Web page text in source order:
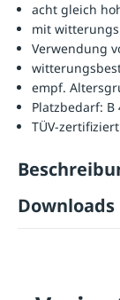
acht gleich
mit
Verwendung
empf.
Platzbedarf: B
TÜV-
Downloads